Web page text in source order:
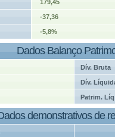
179,45
-37,36
-5,8%
Dados Balanço
Dív. Bruta
Dív.
Patrim. Líq
demonstrativos de